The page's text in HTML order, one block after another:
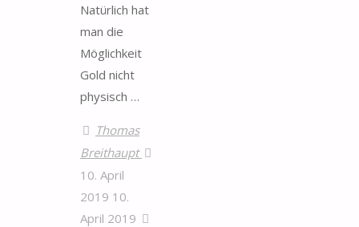
Natürlich hat
man die
Möglichkeit
Gold nicht
physisch …
Thomas
Breithaupt
10. April
2019 10.
April 2019